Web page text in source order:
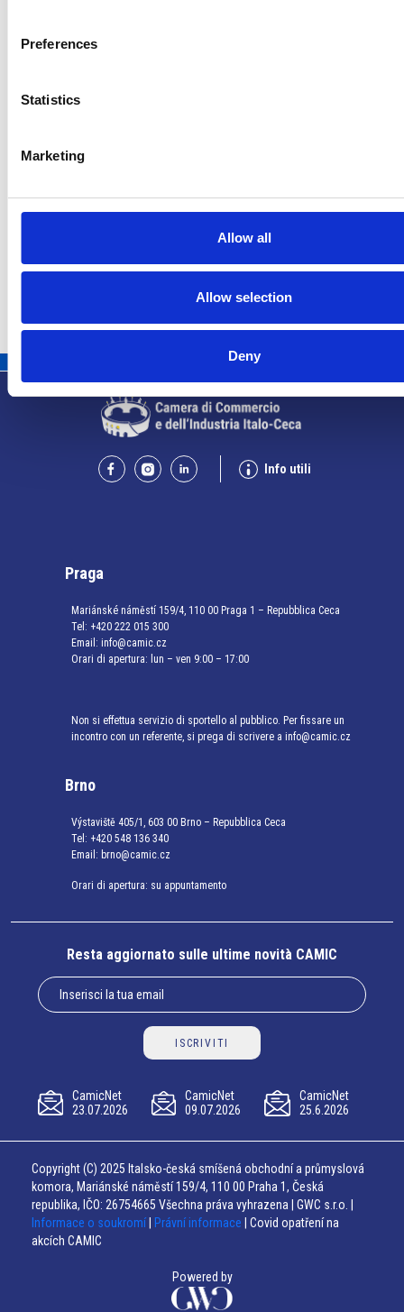
Preferences
Statistics
Marketing
Allow all
Allow selection
Deny
stress test della ČNB
Info utili
Praga
Mariánské náměstí 159/4, 110 00 Praga 1 – Repubblica Ceca
Tel: +420 222 015 300
Email: info@camic.cz
Orari di apertura: lun – ven 9:00 – 17:00
Non si effettua servizio di sportello al pubblico. Per fissare un
incontro con un referente, si prega di scrivere a info@camic.cz
Brno
Výstaviště 405/1, 603 00 Brno – Repubblica Ceca
Tel: +420 548 136 340
Email: brno@camic.cz
Orari di apertura: su appuntamento
Resta aggiornato sulle ultime novità CAMIC
ISCRIVITI
CamicNet
23.07.2026
CamicNet
09.07.2026
CamicNet
25.6.2026
Copyright (C) 2025 Italsko-česká smíšená obchodní a průmyslová
komora, Mariánské náměstí 159/4, 110 00 Praha 1, Česká
republika, IČO: 26754665 Všechna práva vyhrazena | GWC s.r.o. |
Informace o soukromí
Právní informace | Covid opatření na
akcích CAMIC
Powered by